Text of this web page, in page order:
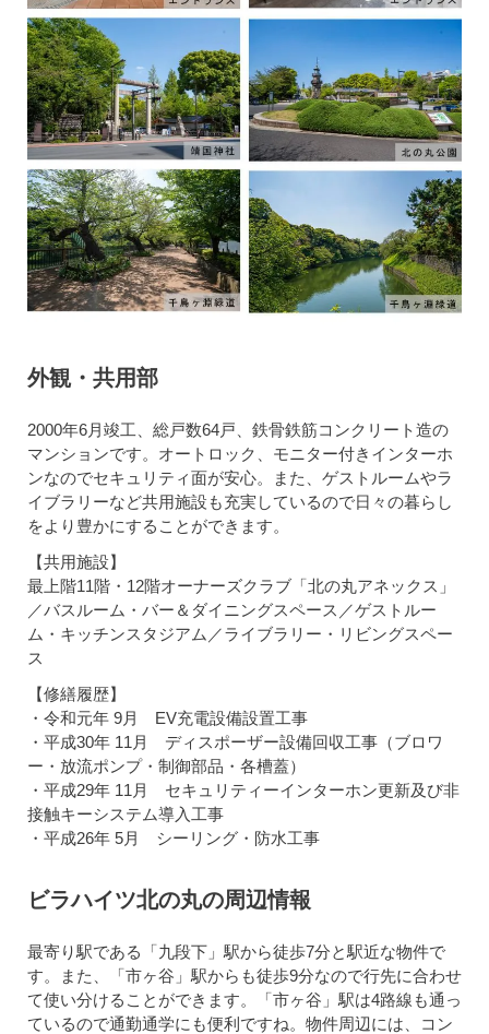
外観・共用部
2000年6月竣工、総戸数64戸、鉄骨鉄筋コンクリート造の
マンションです。オートロック、モニター付きインターホ
ンなのでセキュリティ面が安心。また、ゲストルームやラ
イブラリーなど共用施設も充実しているので日々の暮らし
をより豊かにすることができます。
【共用施設】
最上階11階・12階オーナーズクラブ「北の丸アネックス」
／バスルーム・バー＆ダイニングスペース／ゲストルー
ム・キッチンスタジアム／ライブラリー・リビングスペー
ス
【修繕履歴】
・令和元年 9月 EV充電設備設置工事
・平成30年 11月 ディスポーザー設備回収工事（ブロワ
ー・放流ポンプ・制御部品・各槽蓋）
・平成29年 11月 セキュリティーインターホン更新及び非
接触キーシステム導入工事
・平成26年 5月 シーリング・防水工事
ビラハイツ北の丸の周辺情報
最寄り駅である「九段下」駅から徒歩7分と駅近な物件で
す。また、「市ヶ谷」駅からも徒歩9分なので行先に合わせ
て使い分けることができます。「市ヶ谷」駅は4路線も通っ
ているので通勤通学にも便利ですね。物件周辺には、コン